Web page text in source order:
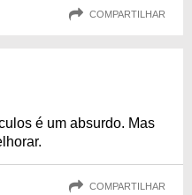
COMPARTILHAR
é um absurdo. Mas
COMPARTILHAR